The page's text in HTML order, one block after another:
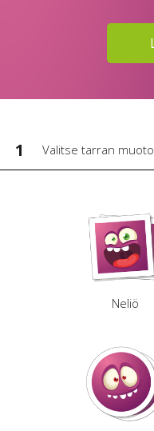
1 Valitse tarran muoto
Neliö